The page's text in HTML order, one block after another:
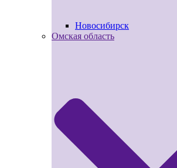
Новосибирск
Омская область